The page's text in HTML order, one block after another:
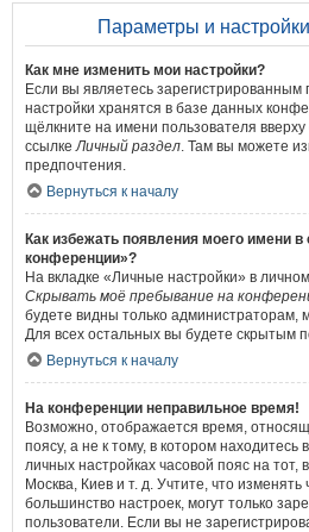
Параметры и
Как мне изменить мои настройки?
Если вы являетесь зарегистрированным
настройки хранятся в базе данных
щёлкните на имени пользователя
ссылкеЛичный раздел. Там вы можете
предпочтения.
Вернуться к началу
Как избежать появления моего имени в
конференции»?
На вкладке «Личные настройки» в
Скрывать моё пребывание на
будете видны только администраторам,
Для всех остальных вы будете скрытым
Вернуться к началу
На конференции неправильное время!
Возможно, отображается время,
поясу, а не к тому, в котором
личных настройках часовой пояс на тот,
Москва, Киев и т. д. Учтите, что изменять
большинство настроек, могут только
пользователи. Если вы не